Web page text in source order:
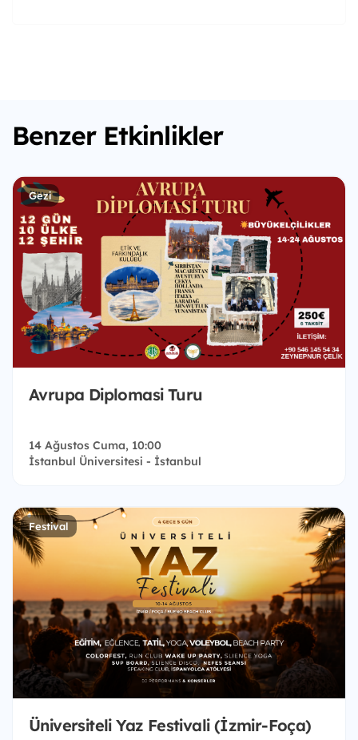
Benzer Etkinlikler
Gezi
Avrupa Diplomasi Turu
14 Ağustos Cuma, 10:00
İstanbul Üniversitesi - İstanbul
Festival
Üniversiteli Yaz Festivali (İzmir-Foça)